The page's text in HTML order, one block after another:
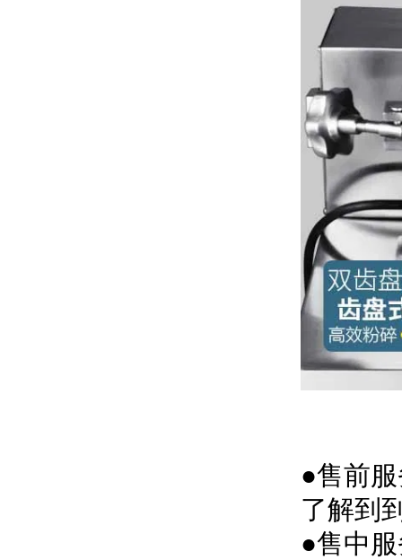
●售前
了解到
●售中